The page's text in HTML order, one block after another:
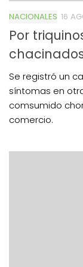
NACIONALES 16
Por
Se registró un
síntomas en
comsumido
comercio.